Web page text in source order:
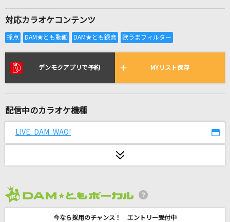
全国りれき
リアルタイムで歌われている曲の一覧
太陽と月のCROSS
奏(かなで)
対応カラオケコンテンツ
デンモクアプリで予約 MYリスト保存
配信中のカラオケ機種
LIVE DAM WAO!
今なら採用のチャンス！ エントリー受付中